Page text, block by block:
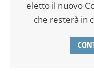
eletto il nuovo
che resterà in